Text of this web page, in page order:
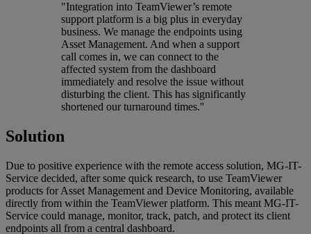
"Integration into TeamViewer’s remote
support platform is a big plus in everyday
business. We manage the endpoints using
Asset Management. And when a support
call comes in, we can connect to the
affected system from the dashboard
immediately and resolve the issue without
disturbing the client. This has significantly
shortened our turnaround times.''
Solution
Due to positive experience with the remote access solution, MG-IT-
Service decided, after some quick research, to use TeamViewer
products for Asset Management and Device Monitoring, available
directly from within the TeamViewer platform. This meant MG-IT-
Service could manage, monitor, track, patch, and protect its client
endpoints all from a central dashboard.